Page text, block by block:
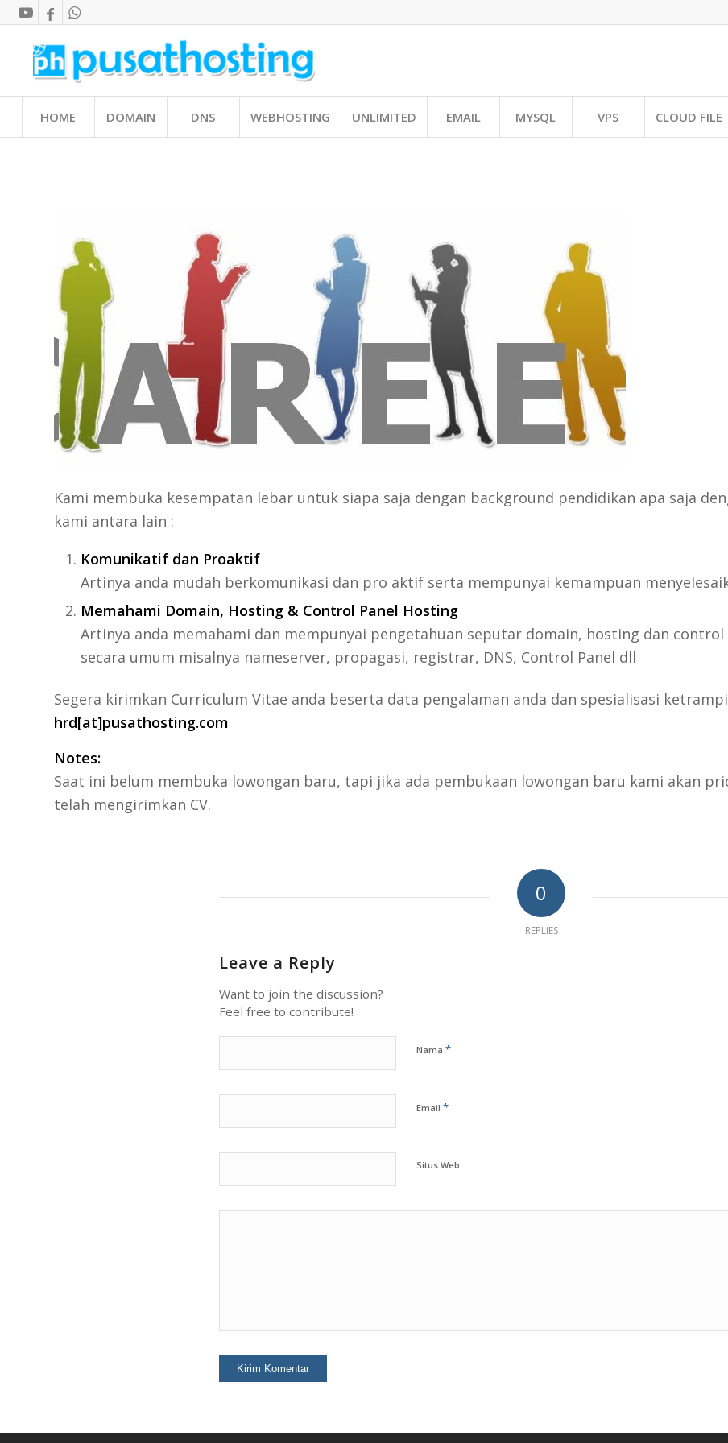
HOME DOMAIN DNS WEBHOSTING UNLIMITED EMAIL MYSQL VPS CLOUD FILE
Kami membuka kesempatan lebar untuk siapa saja dengan background pendidikan apa saja
kami antara lain :
Komunikatif dan Proaktif
Artinya anda mudah berkomunikasi dan pro aktif serta mempunyai kemampuan
Memahami Domain, Hosting & Control Panel Hosting
Artinya anda memahami dan mempunyai pengetahuan seputar domain, hosting dan
secara umum misalnya nameserver, propagasi, registrar, DNS, Control Panel dll
Segera kirimkan Curriculum Vitae anda beserta data pengalaman anda dan spesialisasi
hrd[at]pusathosting.com
Notes:
Saat ini belum membuka lowongan baru, tapi jika ada pembukaan lowongan baru kami akan
telah mengirimkan CV.
0
REPLIES
Leave a Reply
Want to join the discussion?
Feel free to contribute!
Nama *
Email *
Situs Web